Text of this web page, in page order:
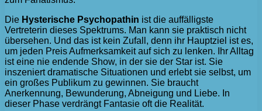
Die Hysterische Psychopathin ist die auffälligste
Vertreterin dieses Spektrums. Man kann sie praktisch nicht
übersehen. Und das ist kein Zufall, denn ihr Hauptziel ist es,
um jeden Preis Aufmerksamkeit auf sich zu lenken. Ihr Alltag
ist eine nie endende Show, in der sie der Star ist. Sie
inszeniert dramatische Situationen und erlebt sie selbst, um
ein großes Publikum zu gewinnen. Sie braucht
Anerkennung, Bewunderung, Abneigung und Liebe. In
dieser Phase verdrängt Fantasie oft die Realität.